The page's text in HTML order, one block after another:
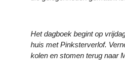
Het dagboek begint op
huis met Pinksterverlof.
kolen en stomen terug naar